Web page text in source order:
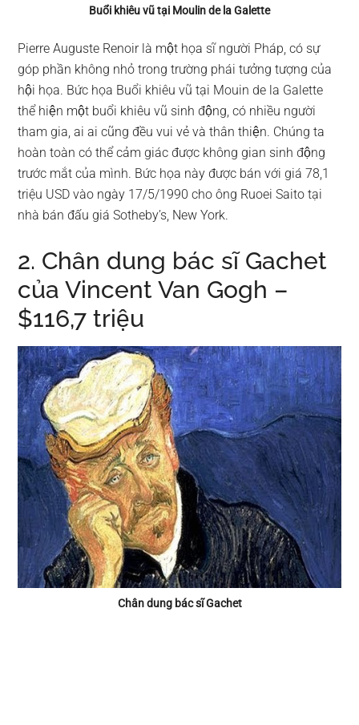
Buổi khiêu vũ tại Moulin de la Galette
Pierre Auguste Renoir là một họa sĩ người Pháp, có sự
góp phần không nhỏ trong trường phái tưởng tượng của
hội họa. Bức họa Buổi khiêu vũ tại Mouin de la Galette
thể hiện một buổi khiêu vũ sinh động, có nhiều người
tham gia, ai ai cũng đều vui vẻ và thân thiện. Chúng ta
hoàn toàn có thể cảm giác được không gian sinh động
trước mắt của mình. Bức họa này được bán với giá 78,1
triệu USD vào ngày 17/5/1990 cho ông Ruoei Saito tại
nhà bán đấu giá Sotheby’s, New York.
2. Chân dung bác sĩ Gachet
của Vincent Van Gogh –
$116,7 triệu
Chân dung bác sĩ Gachet